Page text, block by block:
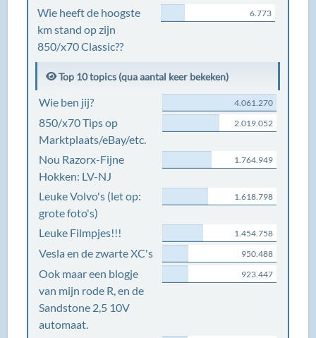
Wie heeft de hoogste
km stand op zijn
850/x70 Classic??
6.773
Top 10 topics (qua aantal keer bekeken)
Wie ben jij? 4.061.270
850/x70 Tips op
Marktplaats/eBay/etc.
2.019.052
Nou Razorx-Fijne
Hokken: LV-NJ
1.764.949
Leuke Volvo's (let op:
grote foto's)
1.618.798
Leuke Filmpjes!!! 1.454.758
Vesla en de zwarte XC's 950.488
Ook maar een blogje
van mijn rode R, en de
Sandstone 2,5 10V
automaat.
923.447